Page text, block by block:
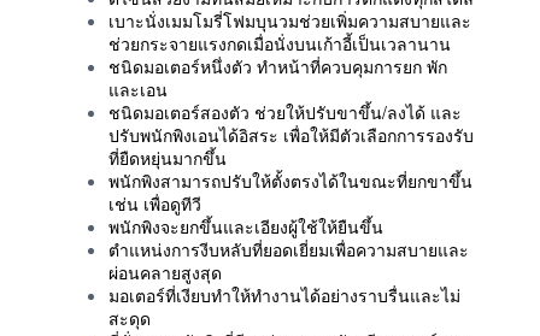
เบาะนั่งเมมโมรี่โฟมบุนวมช่วยเพิ่มความสบายและ
ช่วยกระจายแรงกดเมื่อนั่งบนเก้าอี้เป็นเวลานาน
ชนิดมอเตอร์หนึ่งตัว ทำหน้าที่ควบคุมการยก พัก
และเอน
ชนิดมอเตอร์สองตัว ช่วยให้ปรับขาขึ้น/ลงได้ และ
ปรับพนักพิงเอนได้อิสระ เพื่อให้มีตัวเลือกการรองรับ
ที่ยืดหยุ่นมากขึ้น
พนักพิงสามารถปรับให้ตั้งตรงได้ในขณะที่ยกขาขึ้น
เช่น เพื่อดูทีวี
พนักพิงจะยกขึ้นและเอียงผู้ใช้ให้ยืนขึ้น
ตำแหน่งการงีบหลับที่ยอดเยี่ยมเพื่อความสบายและ
ผ่อนคลายสูงสุด
มอเตอร์ที่เงียบทำให้ทำงานได้อย่างราบรื่นและไม่
สะดุด